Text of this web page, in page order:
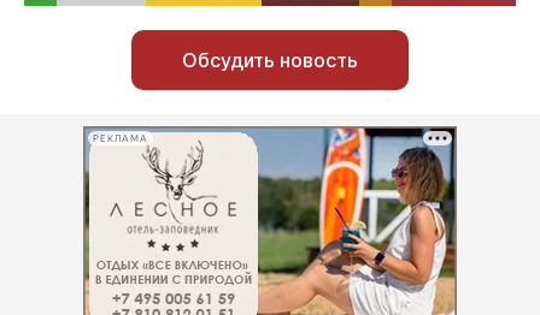
Обсудить новость
РЕКЛАМА